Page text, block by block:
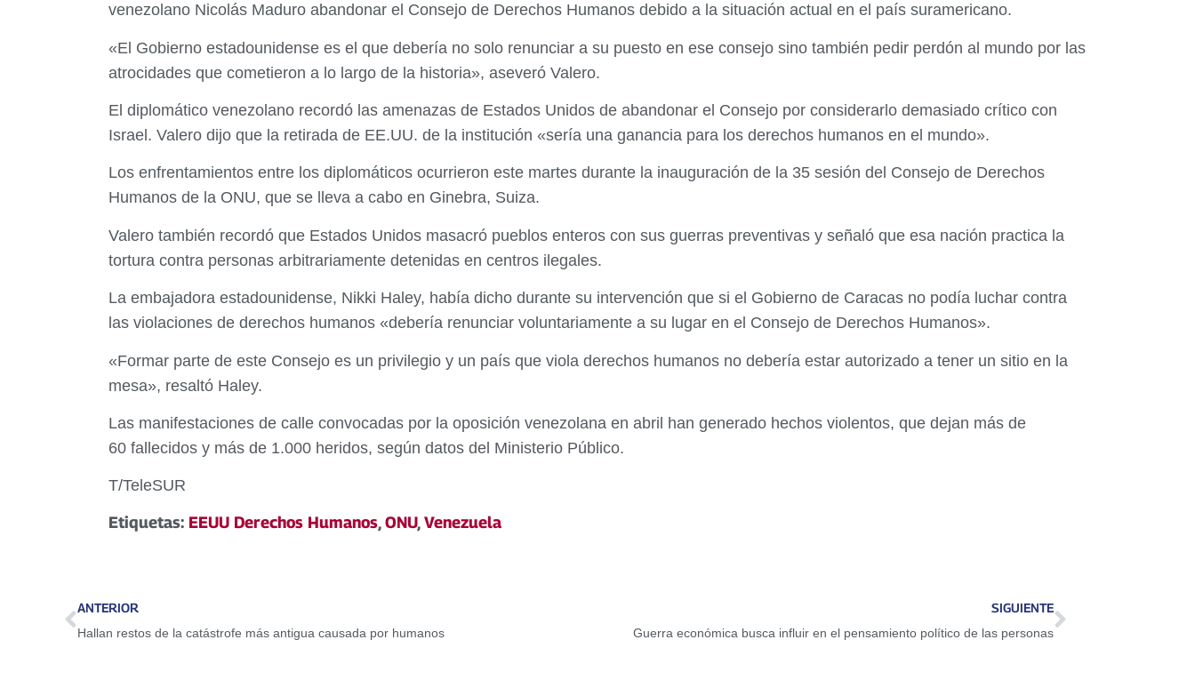
venezolano Nicolás Maduro abandonar el Consejo de Derechos Humanos debido a la situación actual en el país suramericano.
«El Gobierno estadounidense es el que debería no solo renunciar a su puesto en ese consejo sino también pedir perdón al mundo por las
atrocidades que cometieron a lo largo de la historia», aseveró Valero.
El diplomático venezolano recordó las amenazas de Estados Unidos de abandonar el Consejo por considerarlo demasiado crítico con
Israel. Valero dijo que la retirada de EE.UU. de la institución «sería una ganancia para los derechos humanos en el mundo».
Los enfrentamientos entre los diplomáticos ocurrieron este martes durante la inauguración de la 35 sesión del Consejo de Derechos
Humanos de la ONU, que se lleva a cabo en Ginebra, Suiza.
Valero también recordó que Estados Unidos masacró pueblos enteros con sus guerras preventivas y señaló que esa nación practica la
tortura contra personas arbitrariamente detenidas en centros ilegales.
La embajadora estadounidense, Nikki Haley, había dicho durante su intervención que si el Gobierno de Caracas no podía luchar contra
las violaciones de derechos humanos «debería renunciar voluntariamente a su lugar en el Consejo de Derechos Humanos».
«Formar parte de este Consejo es un privilegio y un país que viola derechos humanos no debería estar autorizado a tener un sitio en la
mesa», resaltó Haley.
Las manifestaciones de calle convocadas por la oposición venezolana en abril han generado hechos violentos, que dejan más de
60 fallecidos y más de 1.000 heridos, según datos del Ministerio Público.
T/TeleSUR
Etiquetas: EEUU Derechos Humanos,ONU,Venezuela
ANTERIOR
Hallan restos de la catástrofe más antigua causada por humanos
SIGUIENTE
Guerra económica busca influir en el pensamiento político de las personas